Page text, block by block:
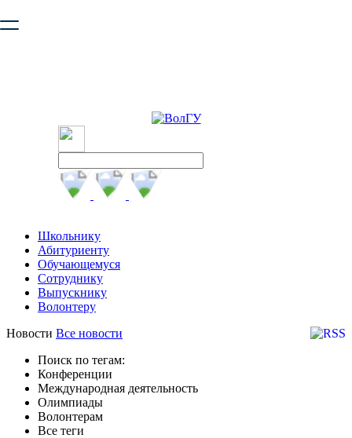
безопасную работу с сайтом. Пожалуйста
Школьнику
Абитуриенту
Обучающемуся
Сотруднику
Выпускнику
Волонтеру
Новости Все новости
Поиск по тегам:
Конференции
Международная деятельность
Олимпиады
Волонтерам
Все теги